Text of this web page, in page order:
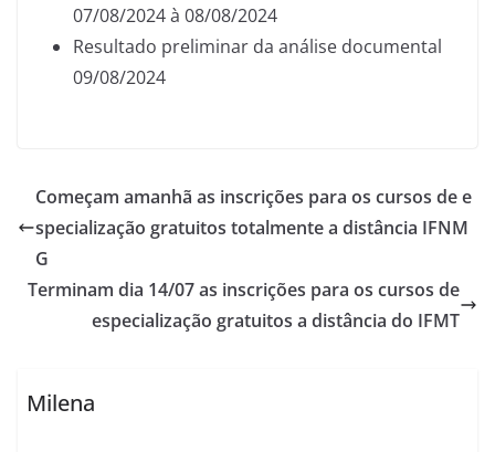
07/08/2024 à 08/08/2024
Resultado preliminar da análise documental
09/08/2024
Começam amanhã as inscrições para os cursos de e
specialização gratuitos totalmente a distância IFNM
G
Terminam dia 14/07 as inscrições para os cursos de
especialização gratuitos a distância do IFMT
Milena